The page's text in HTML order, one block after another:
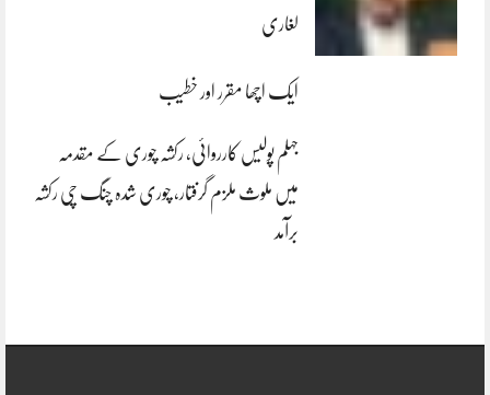
لغاری
ایک اچھا مقرر اور خطیب
جہلم پولیس کارروائی، رکشہ چوری کے مقدمہ
میں ملوث ملزم گرفتار، چوری شدہ چنگ چی رکشہ
برآمد